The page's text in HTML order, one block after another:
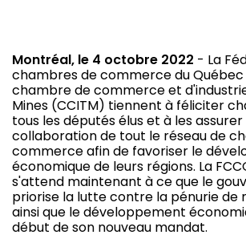
Montréal, le 4 octobre 2022 - La
chambres de commerce du
chambre de commerce et
Mines (CCITM) tiennent à féliciter
tous les députés élus et à les
collaboration de tout le réseau de
commerce afin de favoriser le
économique de leurs régions. La
s'attend maintenant à ce que le
priorise la lutte contre la pénurie
ainsi que le développement
début de son nouveau mandat.